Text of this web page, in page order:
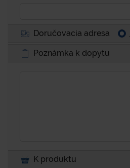
Doručovacia adresa
Poznámka k dopytu
K produktu